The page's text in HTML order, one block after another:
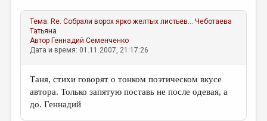
ЛИТЕРАТУРОВЕДЕНИЕ
КУЛЬТУРОВЕДЕНИЕ
РЕЦЕНЗИРОВАНИЕ
ЦИКЛЫ ПУБЛИКАЦИЙ
Тема: Re: Собрали ворох ярко желтых листьев... Чеботаева
Татьяна
Автор Геннадий Семенченко
Дата и время: 01.11.2007, 21:17:26
Таня, стихи говорят о тонком поэтическом вкусе
автора. Только запятую поставь не после одевая, а
до. Геннадий